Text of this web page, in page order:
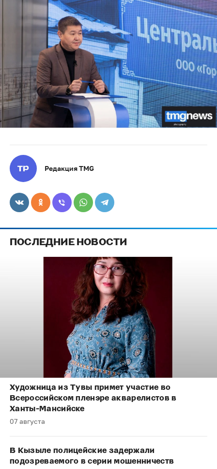
Редакция TMG
ПОСЛЕДНИЕ НОВОСТИ
Художница из Тувы примет участие во
Всероссийском пленэре акварелистов в
Ханты-Мансийске
07 августа
В Кызыле полицейские задержали
подозреваемого в серии мошенничеств